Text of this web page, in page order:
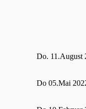
Do. 11.August
Do 05.Mai